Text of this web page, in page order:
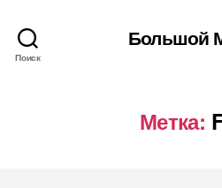
Поиск
Большой
Метка: